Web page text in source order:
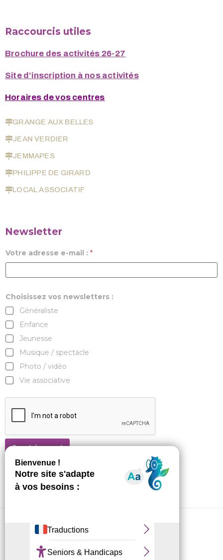
Raccourcis utiles
Brochure des activités 26-27
Site d’inscription à nos activités
Horaires de vos centres
GRANGE AUX BELLES
JEAN VERDIER
JEMMAPES
PHILIPPE DE GIRARD
LOCAL ASSOCIATIF
Newsletter
Votre adresse e-mail : *
Choisissez vos newsletters :
Généraliste
Enfance
Jeunesse
Musique / spectacle
Photo / vidéo
Vie associative
Je m'abonne !